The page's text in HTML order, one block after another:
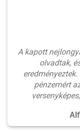
A kapott
olvadtak,
pénzemért